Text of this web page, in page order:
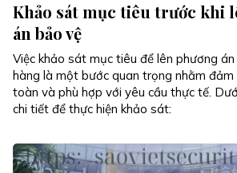
Khảo sát mục tiêu trước khi
án bảo vệ
Việc khảo sát mục tiêu để lên phương
hàng là một bước quan trọng nhằm đảm
toàn và phù hợp với yêu cầu thực tế.
chi tiết để thực hiện khảo sát: